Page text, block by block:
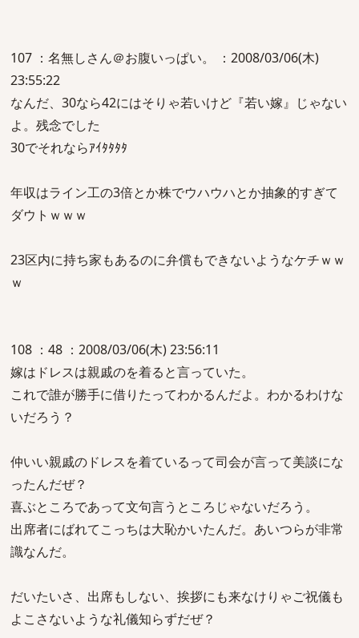
107 ：名無しさん＠お腹いっぱい。 ：2008/03/06(木)
23:55:22
なんだ、30なら42にはそりゃ若いけど『若い嫁』じゃない
よ。残念でした
30でそれならｱｲﾀﾀﾀﾀ
年収はライン工の3倍とか株でウハウハとか抽象的すぎて
ダウトｗｗｗ
23区内に持ち家もあるのに弁償もできないようなケチｗｗ
ｗ
108 ：48 ：2008/03/06(木) 23:56:11
嫁はドレスは親戚のを着ると言っていた。
これで誰が勝手に借りたってわかるんだよ。わかるわけな
いだろう？
仲いい親戚のドレスを着ているって司会が言って美談にな
ったんだぜ？
喜ぶところであって文句言うところじゃないだろう。
出席者にばれてこっちは大恥かいたんだ。あいつらが非常
識なんだ。
だいたいさ、出席もしない、挨拶にも来なけりゃご祝儀も
よこさないような礼儀知らずだぜ？